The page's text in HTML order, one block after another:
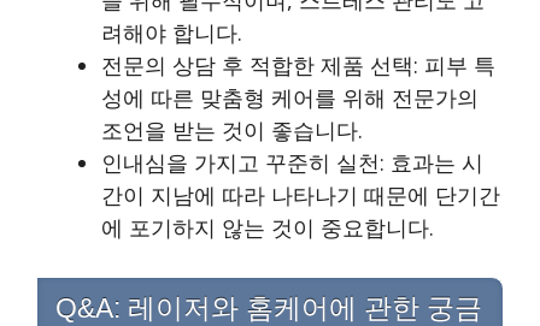
려해야 합니다.
전문의 상담 후 적합한 제품 선택: 피부 특
성에 따른 맞춤형 케어를 위해 전문가의
조언을 받는 것이 좋습니다.
인내심을 가지고 꾸준히 실천: 효과는 시
간이 지남에 따라 나타나기 때문에 단기간
에 포기하지 않는 것이 중요합니다.
Q&A: 레이저와 홈케어에 관한 궁금